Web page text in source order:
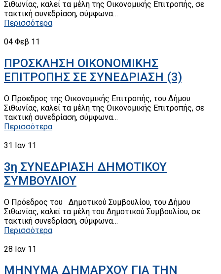
Σιθωνίας, καλεί τα μέλη της Οικονομικής Επιτροπής, σε
τακτική συνεδρίαση, σύμφωνα…
Περισσότερα
04 Φεβ 11
ΠΡΟΣΚΛΗΣΗ ΟΙΚΟΝΟΜΙΚΗΣ
ΕΠΙΤΡΟΠΗΣ ΣΕ ΣΥΝΕΔΡΙΑΣΗ (3)
Ο Πρόεδρος της Οικονομικής Επιτροπής, του Δήμου
Σιθωνίας, καλεί τα μέλη της Οικονομικής Επιτροπής, σε
τακτική συνεδρίαση, σύμφωνα…
Περισσότερα
31 Ιαν 11
3η ΣΥΝΕΔΡΙΑΣΗ ΔΗΜΟΤΙΚΟΥ
ΣΥΜΒΟΥΛΙΟΥ
Ο Πρόεδρος του Δημοτικού Συμβουλίου, του Δήμου
Σιθωνίας, καλεί τα μέλη του Δημοτικού Συμβουλίου, σε
τακτική συνεδρίαση, σύμφωνα…
Περισσότερα
28 Ιαν 11
ΜΗΝΥΜΑ ΔΗΜΑΡΧΟΥ ΓΙΑ ΤΗΝ